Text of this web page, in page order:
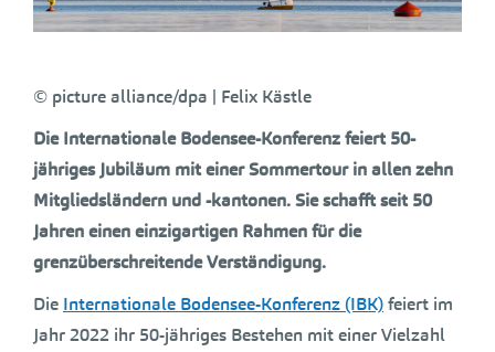
© picture alliance/dpa | Felix Kästle
Die Internationale Bodensee-Konferenz feiert 50-
jähriges Jubiläum mit einer Sommertour in allen zehn
Mitgliedsländern und -kantonen. Sie schafft seit 50
Jahren einen einzigartigen Rahmen für die
grenzüberschreitende Verständigung.
Die Internationale Bodensee-Konferenz (IBK)feiert im
Jahr 2022 ihr 50-jähriges Bestehen mit einer Vielzahl